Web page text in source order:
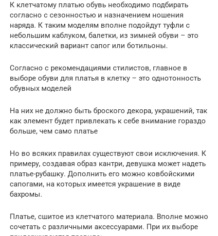
К клетчатому платью обувь необходимо подбирать
согласно с сезонностью и назначением ношения
наряда. К таким моделям вполне подойдут туфли с
небольшим каблуком, балетки, из зимней обуви – это
классический вариант сапог или ботильоны.
Согласно с рекомендациями стилистов, главное в
выборе обуви для платья в клетку – это однотонность
обувных моделей
На них не должно быть броского декора, украшений, так
как элемент будет привлекать к себе внимание гораздо
больше, чем само платье
Но во всяких правилах существуют свои исключения. К
примеру, создавая образ кантри, девушка может надеть
платье-рубашку. Дополнить его можно ковбойскими
сапогами, на которых имеется украшение в виде
бахромы.
Платье, сшитое из клетчатого материала. Вполне можно
сочетать с различными аксессуарами. При их выборе